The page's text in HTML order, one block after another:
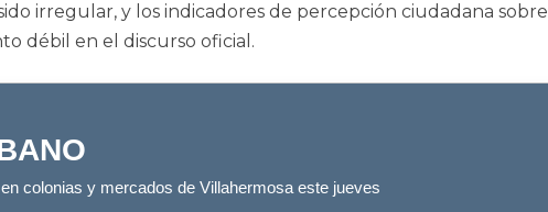
irregular, y los indicadores de percepción ciudadana sobre
débil en el discurso oficial.
colonias y mercados de Villahermosa este jueves